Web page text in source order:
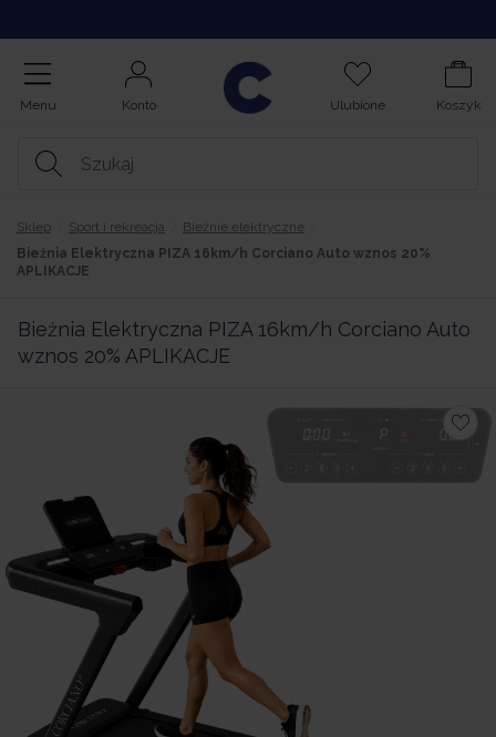
Menu Konto Ulubione Koszyk
Sklep Sport i rekreacja
Bieżnie elektryczne
Bieżnia Elektryczna PIZA 16km/h Corciano Auto wznos 20%
APLIKACJE
Bieżnia Elektryczna PIZA 16km/h Corciano Auto
wznos 20% APLIKACJE